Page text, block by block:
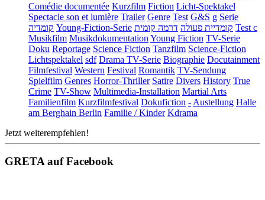
Comédie documentée Kurzfilm Fiction Licht-Spektakel
Spectacle son et lumière Trailer Genre Test G&S g Serie
קומדיה Young-Fiction-Serie קומדיית פעולה דרמה קומית
Test c
Musikfilm Musikdokumentation Young Fiction TV-Serie
Doku Reportage Science Fiction Tanzfilm Science-Fiction
Lichtspektakel sdf Drama TV-Serie Biographie Docutainment
Filmfestival Western Festival Romantik TV-Sendung
Spielfilm Genres Horror-Thriller Satire Divers History True
Crime TV-Show Multimedia-Installation Martial Arts
Familienfilm Kurzfilmfestival Dokufiction - Austellung Halle
am Berghain Berlin Familie / Kinder Kdrama
Jetzt weiterempfehlen!
GRETA auf Facebook